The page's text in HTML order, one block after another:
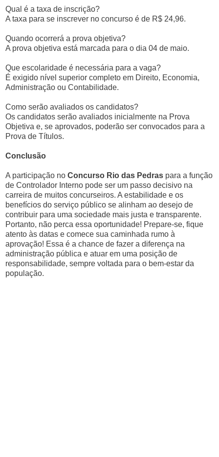
Qual é a taxa de inscrição?
A taxa para se inscrever no concurso é de R$ 24,96.
Quando ocorrerá a prova objetiva?
A prova objetiva está marcada para o dia 04 de maio.
Que escolaridade é necessária para a vaga?
É exigido nível superior completo em Direito, Economia,
Administração ou Contabilidade.
Como serão avaliados os candidatos?
Os candidatos serão avaliados inicialmente na Prova
Objetiva e, se aprovados, poderão ser convocados para a
Prova de Títulos.
Conclusão
A participação noConcurso Rio das Pedras para a função
de Controlador Interno pode ser um passo decisivo na
carreira de muitos concurseiros. A estabilidade e os
benefícios do serviço público se alinham ao desejo de
contribuir para uma sociedade mais justa e transparente.
Portanto, não perca essa oportunidade! Prepare-se, fique
atento às datas e comece sua caminhada rumo à
aprovação! Essa é a chance de fazer a diferença na
administração pública e atuar em uma posição de
responsabilidade, sempre voltada para o bem-estar da
população.